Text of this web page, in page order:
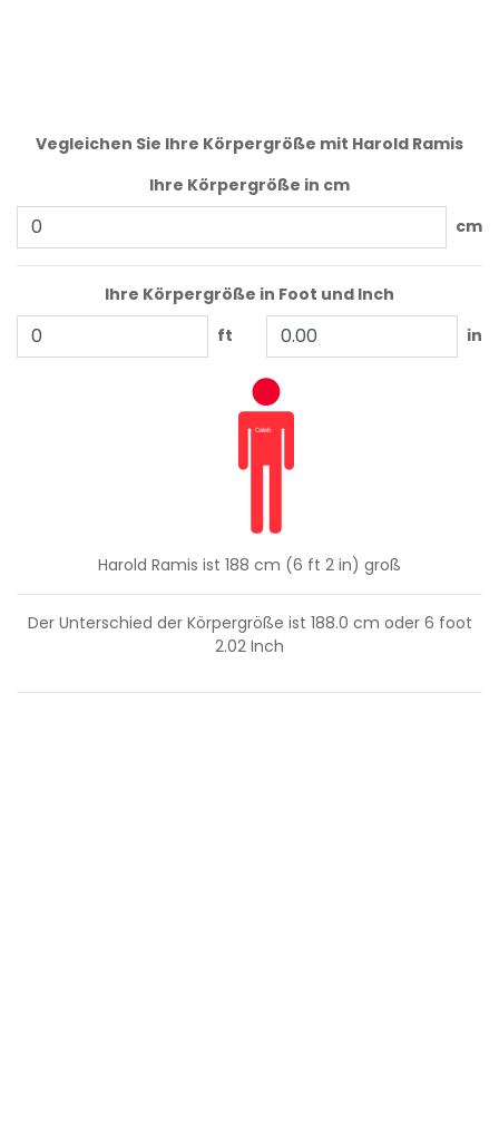
Vegleichen Sie Ihre Körpergröße mit Harold Ramis
Ihre Körpergröße in cm
cm
Ihre Körpergröße in Foot und Inch
ft
in
Harold Ramis ist 188 cm (6 ft 2 in) groß
Der Unterschied der Körpergröße ist 188.0 cm oder 6 foot
2.02 Inch